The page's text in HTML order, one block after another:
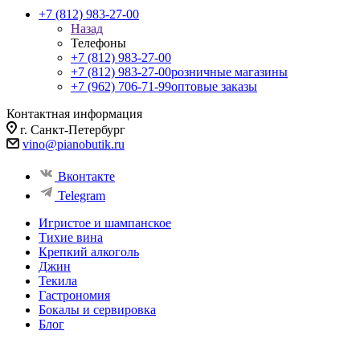
+7 (812) 983-27-00
Назад
Телефоны
+7 (812) 983-27-00
+7 (812) 983-27-00розничные магазины
+7 (962) 706-71-99оптовые заказы
Контактная информация
г. Санкт-Петербург
vino@pianobutik.ru
Вконтакте
Telegram
Игристое и шампанское
Тихие вина
Крепкий алкоголь
Джин
Текила
Гастрономия
Бокалы и сервировка
Блог